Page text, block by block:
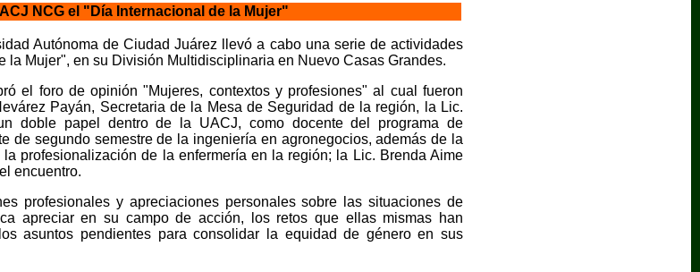
NCG el "Día Internacional de la Mujer"
Autónoma de Ciudad Juárez llevó a cabo una serie de actividades
la Mujer", en su División Multidisciplinaria en Nuevo Casas Grandes.
el foro de opinión "Mujeres, contextos y profesiones" al cual fueron
Payán, Secretaria de la Mesa de Seguridad de la región, la Lic.
doble papel dentro de la UACJ, como docente del programa de
de segundo semestre de la ingeniería en agronegocios, además de la
profesionalización de la enfermería en la región; la Lic. Brenda Aime
encuentro.
profesionales y apreciaciones personales sobre las situaciones de
apreciar en su campo de acción, los retos que ellas mismas han
asuntos pendientes para consolidar la equidad de género en sus